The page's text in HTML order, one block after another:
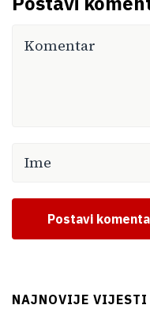
Postavi
NAJNOVIJE VIJESTI